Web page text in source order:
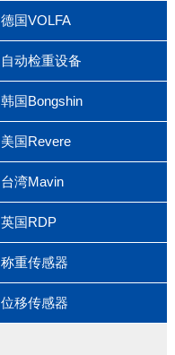
德国VOLFA
自动检重设备
韩国Bongshin
美国Revere
台湾Mavin
英国RDP
称重传感器
位移传感器